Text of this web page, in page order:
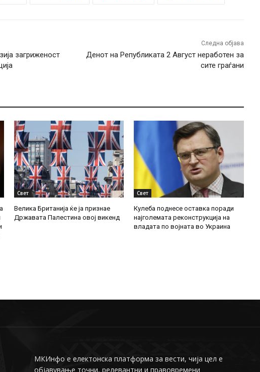
загриженост
Следна објава
Денот на Републиката 2 Август неработен за
сите граѓани
Свет
Велика Британија ќе ја признае
Државата Палестина овој викенд
Свет
Кулеба поднесе оставка поради
најголемата реконструкција на
владата по војната во Украина
МКИнфо е електонска платформа за вести, чија цел е
објавување точни, релевантни и правовремени